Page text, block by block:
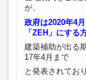
が、
政府は2020年4
「ZEH」にする
建築補助が出る
17年4月まで
と発表されてお